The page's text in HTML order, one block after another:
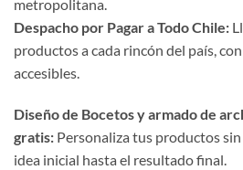
metropolitana.
Despacho por Pagar a Todo Chile:
productos a cada rincón del país,
accesibles.
Diseño de Bocetos y armado de
gratis: Personaliza tus productos
idea inicial hasta el resultado final.